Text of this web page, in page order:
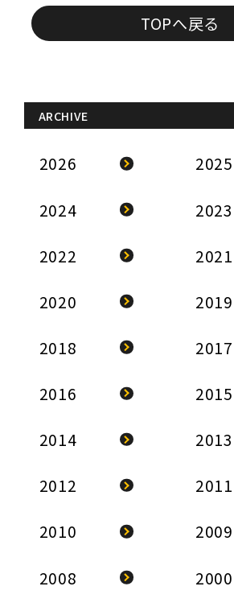
TOPへ戻る
ARCHIVE
2026 2025
2024 2023
2022 2021
2020 2019
2018 2017
2016 2015
2014 2013
2012 2011
2010 2009
2008 2000